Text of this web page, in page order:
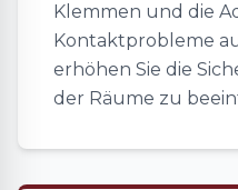
Klemmen und die
Kontaktprobleme
erhöhen Sie die
der Räume zu